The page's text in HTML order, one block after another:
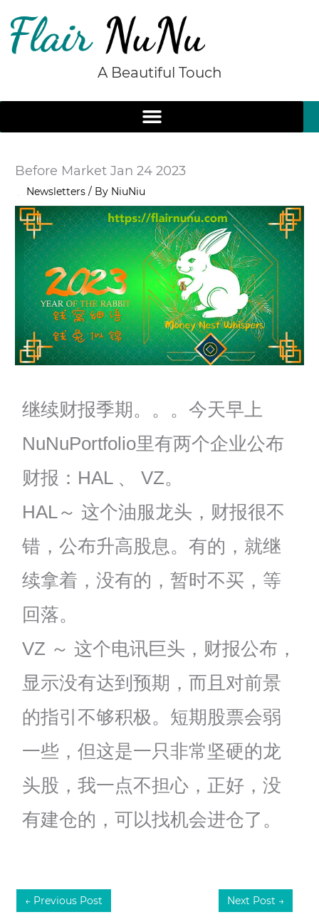
content
A Beautiful Touch
Before Market Jan 24 2023
Newsletters / By NiuNiu
继续财报季期。。。今天早上
NuNuPortfolio里有两个企业公布
财报：HAL 、 VZ。
HAL～ 这个油服龙头，财报很不
错，公布升高股息。有的，就继
续拿着，没有的，暂时不买，等
回落。
VZ ～ 这个电讯巨头，财报公布，
显示没有达到预期，而且对前景
的指引不够积极。短期股票会弱
一些，但这是一只非常坚硬的龙
头股，我一点不担心，正好，没
有建仓的，可以找机会进仓了。
← Previous Post Next Post →